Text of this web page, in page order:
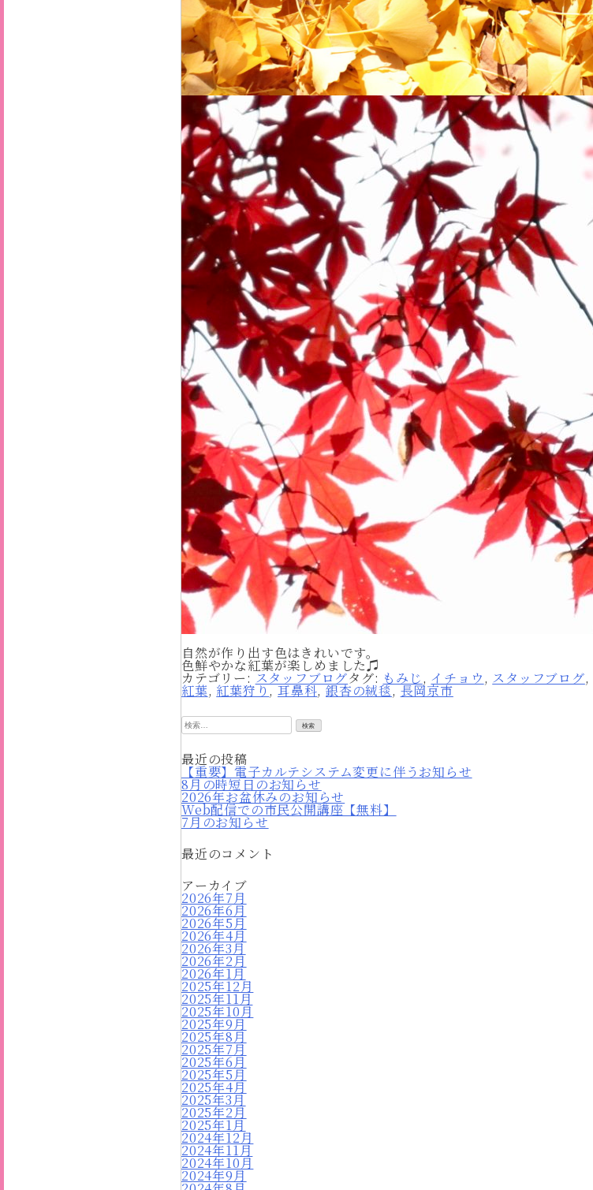
自然が作り出す色はきれいです。
色鮮やかな紅葉が楽しめました♫
カテゴリー: スタッフブログタグ: もみじ, イチョウ, スタッフブログ,
紅葉, 紅葉狩り,耳鼻科,銀杏の絨毯,長岡京市
検
索:
最近の投稿
【重要】電子カルテシステム変更に伴うお知らせ
8月の時短日のお知らせ
2026年お盆休みのお知らせ
Web配信での市民公開講座【無料】
7月のお知らせ
最近のコメント
アーカイブ
2026年7月
2026年6月
2026年5月
2026年4月
2026年3月
2026年2月
2026年1月
2025年12月
2025年11月
2025年10月
2025年9月
2025年8月
2025年7月
2025年6月
2025年5月
2025年4月
2025年3月
2025年2月
2025年1月
2024年12月
2024年11月
2024年10月
2024年9月